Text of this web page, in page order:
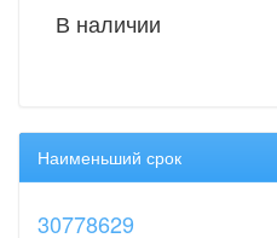
В наличии
Наименьший срок
30778629